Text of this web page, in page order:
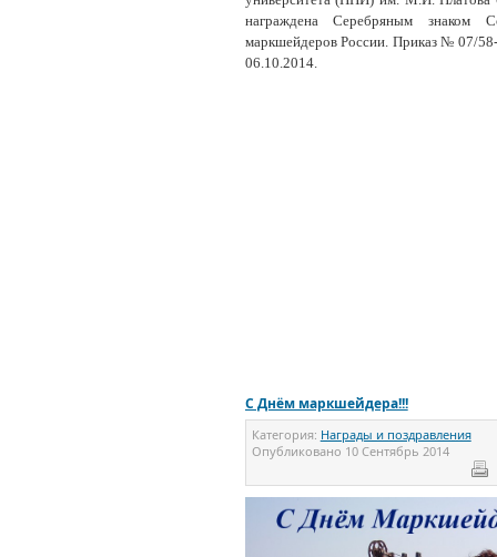
награждена Серебряным знаком
маркшейдеров России. Приказ № 07/
06.10.2014.
С Днём маркшейдера!!!
Категория: Награды и поздравления
Опубликовано 10 Сентябрь 2014